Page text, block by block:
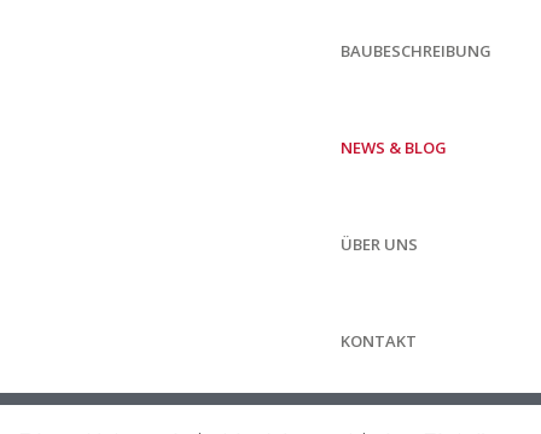
BAUBESCHREIBUNG
NEWS & BLOG
ÜBER UNS
KONTAKT